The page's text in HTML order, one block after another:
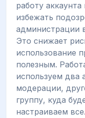
работу
избежать
администрации
Это снижает
использование
полезным.
используем два
модерации,
группу, куда
настраиваем